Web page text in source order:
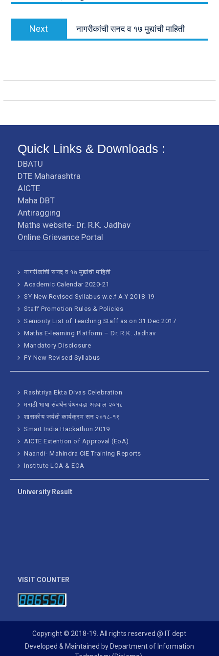
Next
Next
post:
नागरीकांची सनद व १७ मुद्यांची माहिती
Quick Links & Downloads :
DBATU
DTE Maharashtra
AICTE
Maha DBT
Antiragging
Maths website- Dr. R.K. Jadhav
Online Grievance Portal
नागरीकांची सनद व १७ मुद्यांची माहिती
Academic Calendar 2020-21
SY New Revised Syllabus w.e.f A.Y 2018-19
Staff Promotion Rules & Policies
Seniority List of Teaching Staff as on 31 Dec 2017
Maths E-learning Platform – Dr. R.K. Jadhav
Mandatory Disclosure
FY New Revised Syllabus
Rashtriya Ekta Divas Celebration
मराठी भाषा संवर्धन पंधरवडा अहवाल २०१८
शासकीय जयंती कार्यक्रम सन २०१८-१९
Smart India Hackathon 2019
AICTE Extention of Approval (EoA)
Naandi- Mahindra CIE Training Reports
Institute LOA & EOA
University Result
VISIT COUNTER
Copyright © 2018-19. All rights reserved @ IT dept
Developed & Maintained by Department of Information